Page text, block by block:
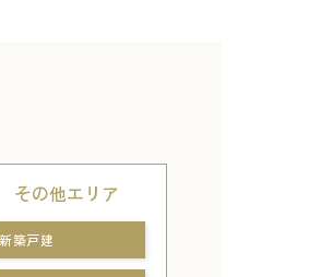
その他エリア
新築戸建